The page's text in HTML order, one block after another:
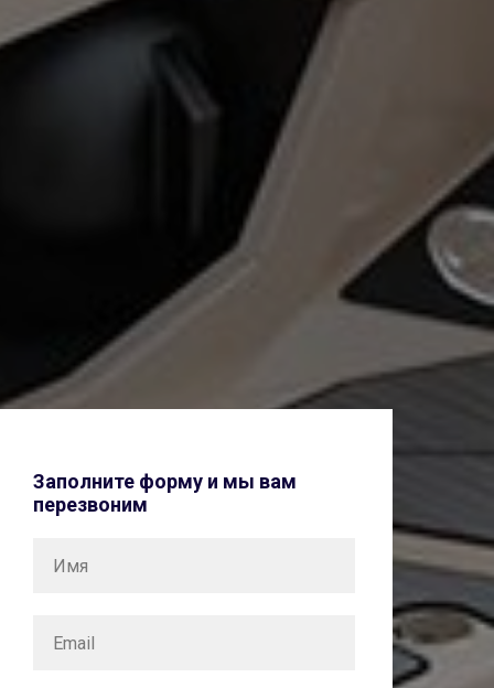
Заполните форму и мы вам
перезвоним